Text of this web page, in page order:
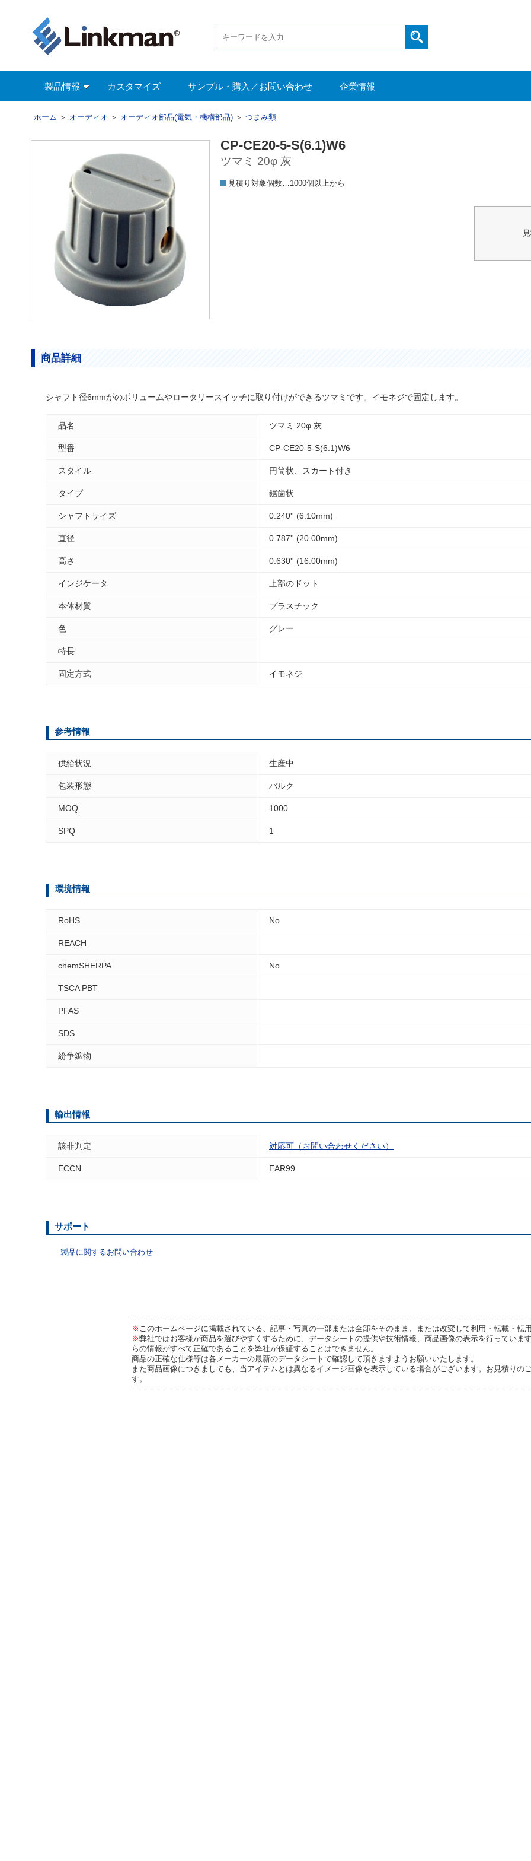
製品情報 カスタマイズ サンプル・購入／お問い合わせ 企業情報
ホーム ＞ オーディオ ＞ オーディオ部品(電気・機構部品) ＞ つまみ類
CP-CE20-5-S(6.1)W6
ツマミ 20φ 灰
見積り対象個数…1000個以上から
商品詳細
シャフト径6mmがのボリュームやロータリースイッチに取り付けができるツマミです。イモネジで固定します。
品名 ツマミ 20φ 灰
型番 CP-CE20-5-S(6.1)W6
スタイル 円筒状、スカート付き
タイプ 鋸歯状
シャフトサイズ 0.240'' (6.10mm)
直径 0.787'' (20.00mm)
高さ 0.630'' (16.00mm)
インジケータ 上部のドット
本体材質 プラスチック
色 グレー
特長
固定方式 イモネジ
参考情報
供給状況 生産中
包装形態 バルク
MOQ 1000
SPQ 1
環境情報
RoHS No
REACH
chemSHERPA No
TSCA PBT
PFAS
SDS
紛争鉱物
輸出情報
該非判定 対応可（お問い合わせください）
ECCN EAR99
サポート
製品に関するお問い合わせ
※ このホームページに掲載されている、記事・写真の一部または全部をそのまま、または改変して利用・転載・転
※弊社ではお客様が商品を選びやすくするために、データシートの提供や技術情報、商品画像の表示を行っていま
らの情報がすべて正確であることを弊社が保証することはできません。
商品の正確な仕様等は各メーカーの最新のデータシートで確認して頂きますようお願いいたします。
また商品画像につきましても、当アイテムとは異なるイメージ画像を表示している場合がございます。お見積りの
す。